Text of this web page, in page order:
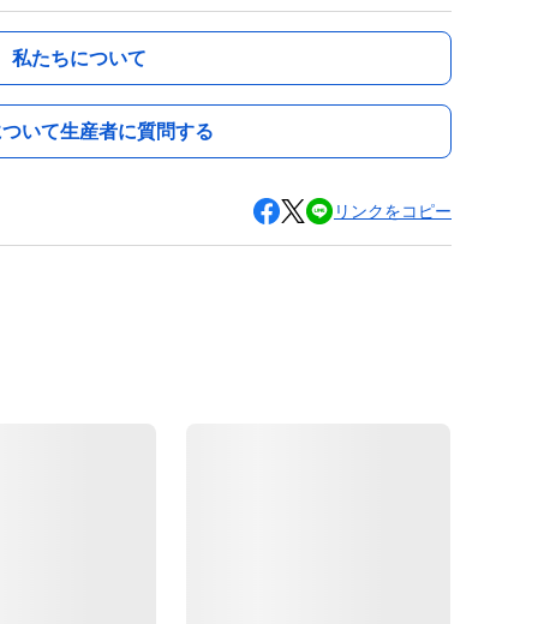
私たちについて
いて生産者に質問する
リンクをコピー